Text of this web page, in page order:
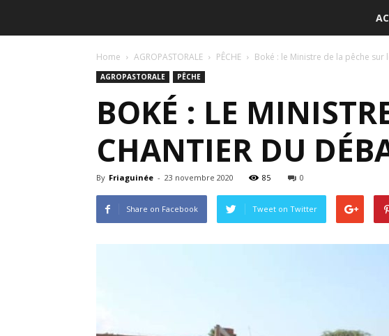
Home AGROPASTORALE PÊCHE Boké : le Ministre de la pêche
AGROPASTORALE PÊCHE
BOKÉ : LE
CHANTIER DU
By Friaguinée - 23 novembre 2020 85 0
Share on Facebook Tweet on Twitter